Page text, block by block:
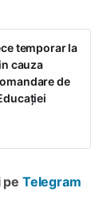
temporar la
cauza
de
pe Telegram